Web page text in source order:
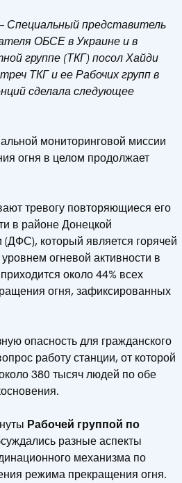
Специальный представитель
ОБСЕ в Украине и в
группе (ТКГ) посол Хайди
ТКГ и ее Рабочих групп в
сделала следующее
мониторинговой миссии
огня в целом продолжает
тревогу повторяющиеся его
в районе Донецкой
который является горячей
огневой активности в
около 44% всех
огня, зафиксированных
опасность для гражданского
работу станции, от которой
380 тысяч людей по обе
Рабочей группой по
разные аспекты
механизма по
режима прекращения огня.